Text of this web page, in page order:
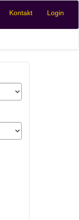
Kontakt Login